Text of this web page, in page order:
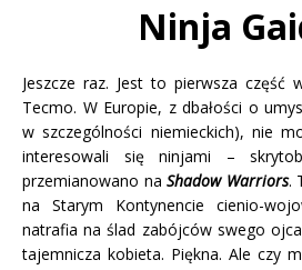
Ninja
Jeszcze raz. Jest to pierwsza część
Tecmo. W Europie, z dbałości o
w szczególności niemieckich), nie
interesowali się ninjami –
przemianowano naShadow Warriors.
na Starym Kontynencie cienio-
natrafia na ślad zabójców swego
tajemnicza kobieta. Piękna. Ale czy